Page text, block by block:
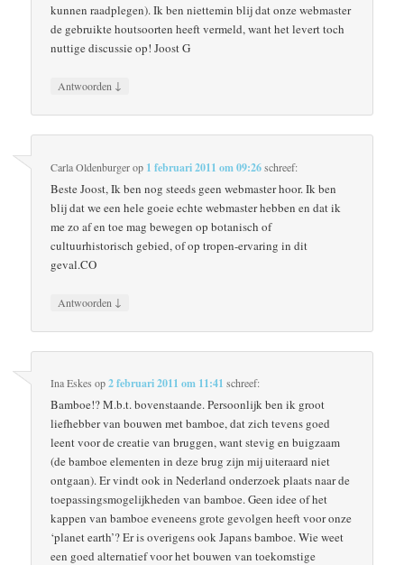
kunnen raadplegen). Ik ben niettemin blij dat onze webmaster
de gebruikte houtsoorten heeft vermeld, want het levert toch
nuttige discussie op! Joost G
Antwoorden ↓
Carla Oldenburgerop 1 februari 2011 om 09:26schreef:
Beste Joost, Ik ben nog steeds geen webmaster hoor. Ik ben
blij dat we een hele goeie echte webmaster hebben en dat ik
me zo af en toe mag bewegen op botanisch of
cultuurhistorisch gebied, of op tropen-ervaring in dit
geval.CO
Antwoorden ↓
Ina Eskes op2 februari 2011 om 11:41 schreef:
Bamboe!? M.b.t. bovenstaande. Persoonlijk ben ik groot
liefhebber van bouwen met bamboe, dat zich tevens goed
leent voor de creatie van bruggen, want stevig en buigzaam
(de bamboe elementen in deze brug zijn mij uiteraard niet
ontgaan). Er vindt ook in Nederland onderzoek plaats naar de
toepassingsmogelijkheden van bamboe. Geen idee of het
kappen van bamboe eveneens grote gevolgen heeft voor onze
‘planet earth’? Er is overigens ook Japans bamboe. Wie weet
een goed alternatief voor het bouwen van toekomstige